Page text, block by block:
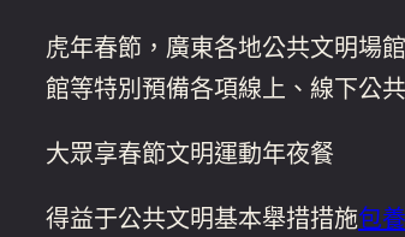
虎年春節，廣東各地公共文明場
館等特別預備各項線上、線下公
大眾享春節文明運動年夜餐
得益于公共文明基本舉措措施包養